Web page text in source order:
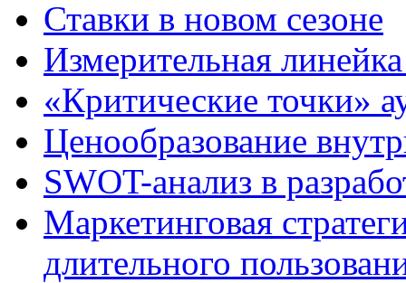
Ставки в новом сезоне
Измерительная
«Критические точки»
Ценообразование
SWOT-анализ в
Маркетинговая
длительного